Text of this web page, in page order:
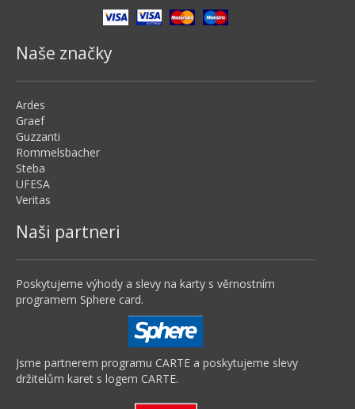
Naše značky
Ardes
Graef
Guzzanti
Rommelsbacher
Steba
UFESA
Veritas
Naši partneri
Poskytujeme výhody a slevy na karty s věrnostním
programem Sphere card.
Jsme partnerem programu CARTE a poskytujeme slevy
držitelům karet s logem CARTE.